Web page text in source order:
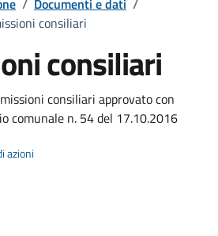
/ Documenti e dati /
consiliari
consiliari
consiliari approvato con
comunale n. 54 del 17.10.2016
azioni